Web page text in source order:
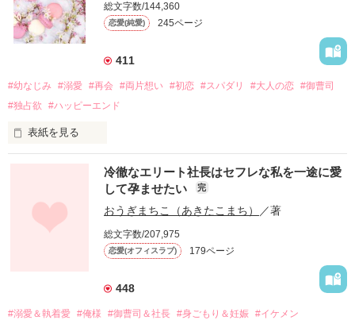
総文字数/144,360
恋愛(純愛) 245ページ
411
#幼なじみ #溺愛 #再会 #両片想い #初恋 #スパダリ #大人の恋 #御曹司
#独占欲
#ハッピーエンド
表紙を見る
幼なじみの哲平に淡い恋心を抱いていた美桜。
しかし、ある出来事をきっかけに二人の関係は壊れてしまう。
関係修復もできないまま、美桜は両親の離婚によって
引っ越すことになり、哲平とも離れ離れになった。
それから約十二年後。
過去の傷から、二度と会いたくないと思っていた哲平に
冷徹なエリート社長はセフレな私を一途に愛
して孕ませたい
完
おうぎまちこ（あきたこまち） ／著
総文字数/207,975
恋愛(オフィスラブ) 179ページ
448
#溺愛＆執着愛 #俺様 #御曹司＆社長 #身ごもり＆妊娠 #イケメン